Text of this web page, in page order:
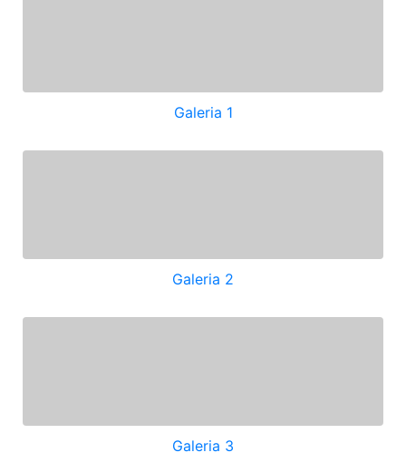
Galeria 1
Galeria 2
Galeria 3